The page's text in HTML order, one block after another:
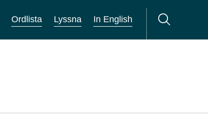
Ordlista Lyssna In English